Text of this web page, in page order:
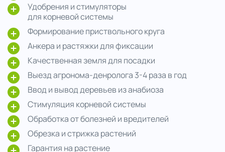
Удобрения и стимуляторы
для корневой системы
Формирование приствольного круга
Анкера и растяжки для фиксации
Качественная земля для посадки
Выезд агронома-денролога 3-4 раза в год
Ввод и вывод деревьев из анабиоза
Стимуляция корневой системы
Обработка от болезней и вредителей
Обрезка и стрижка растений
Гарантия на растение